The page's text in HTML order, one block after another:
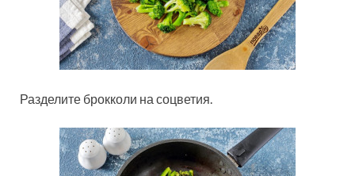
Разделите брокколи на соцветия.